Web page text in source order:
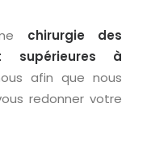
chirurgie des
supérieures à
afin que nous
redonner votre